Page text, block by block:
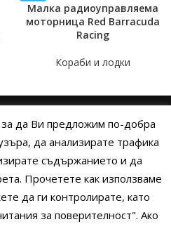
Малка радиоуправляема
моторница Red Barracuda
Racing
Кораби и лодки
УСЛОВИЯ И ПРАВИЛА
ПОЛИТИКА ЗА ПОВЕРИТЕЛНОСТ
за да Ви предложим по-добра
да анализирате трафика
съдържанието и да
Прочетете как използваме
да ги контролирате, като
за поверителност". Ако